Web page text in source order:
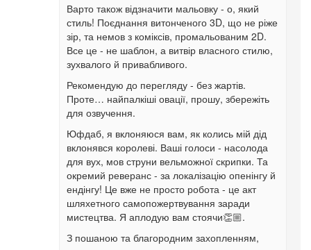
Варто також відзначити мальовку - о, який
стиль! Поєднання витонченого 3D, що не ріже
зір, та немов з коміксів, промальованим 2D.
Все це - не шаблон, а витвір власного стилю,
зухвалого й привабливого.
Рекомендую до перегляду - без жартів.
Проте… найпалкіші овації, прошу, збережіть
для озвучення.
Юфдаб, я вклоняюся вам, як колись мій дід
вклонявся королеві. Ваші голоси - насолода
для вух, мов струни вельможної скрипки. Та
окремий реверанс - за локалізацію опенінгу й
ендінгу! Це вже не просто робота - це акт
шляхетного самопожертвування заради
мистецтва. Я аплодую вам стоячи👏🏼.
З пошаною та благородним захопленням,